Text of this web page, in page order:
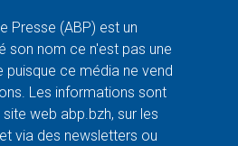
Presse (ABP) est un
son nom ce n'est pas une
puisque ce média ne vend
Les informations sont
web abp.bzh, sur les
via des newsletters ou